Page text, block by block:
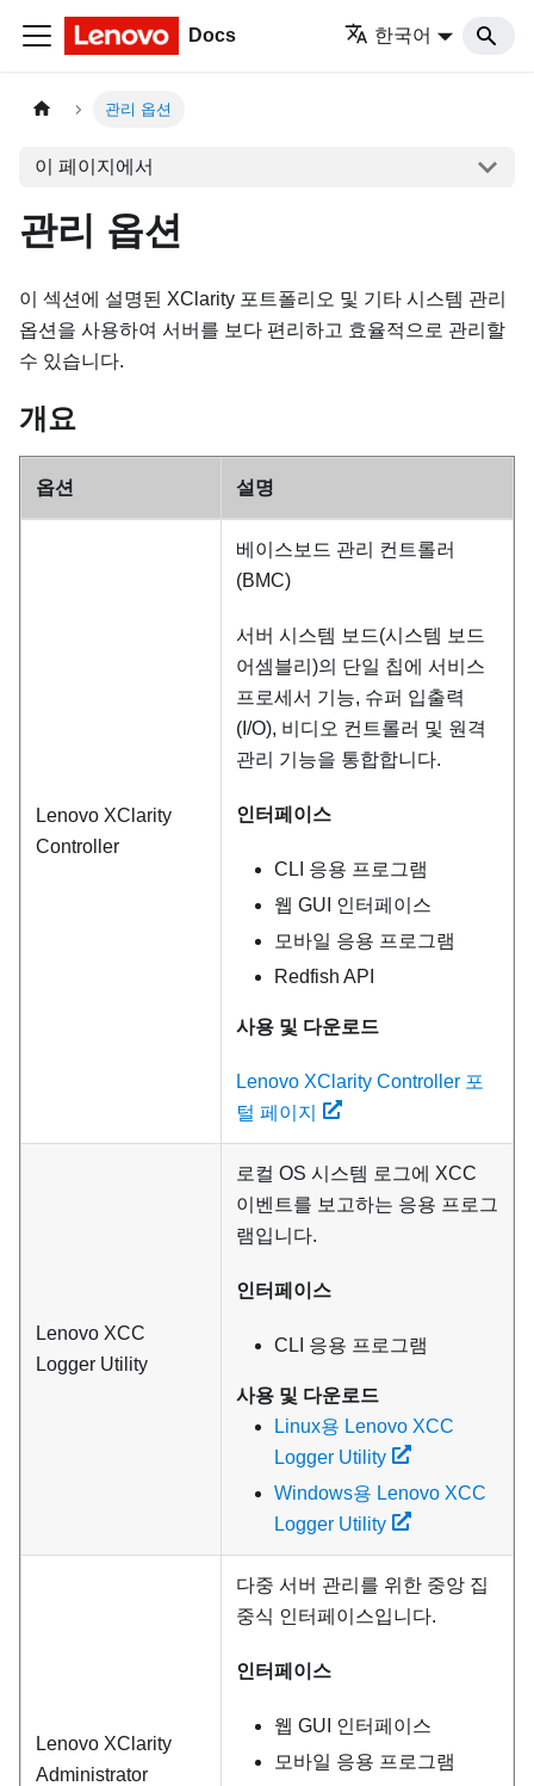
Docs 한국어
관리 옵션
이 페이지에서
관리 옵션
이 섹션에 설명된 XClarity 포트폴리오 및 기타 시스템 관리
옵션을 사용하여 서버를 보다 편리하고 효율적으로 관리할
수 있습니다.
개요
옵션 설명
Lenovo XClarity
Controller
베이스보드 관리 컨트롤러
(BMC)
서버 시스템 보드(시스템 보드
어셈블리)의 단일 칩에 서비스
프로세서 기능, 슈퍼 입출력
(I/O), 비디오 컨트롤러 및 원격
관리 기능을 통합합니다.
인터페이스
CLI 응용 프로그램
웹 GUI 인터페이스
모바일 응용 프로그램
Redfish API
사용 및 다운로드
Lenovo XClarity Controller 포
털 페이지
Lenovo XCC
Logger Utility
로컬 OS 시스템 로그에 XCC
이벤트를 보고하는 응용 프로그
램입니다.
인터페이스
CLI 응용 프로그램
사용 및 다운로드
Linux용 Lenovo XCC
Logger Utility
Windows용 Lenovo XCC
Logger Utility
Lenovo XClarity
Administrator
다중 서버 관리를 위한 중앙 집
중식 인터페이스입니다.
인터페이스
웹 GUI 인터페이스
모바일 응용 프로그램